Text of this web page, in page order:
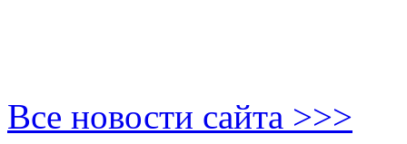
Все новости сайта >>>